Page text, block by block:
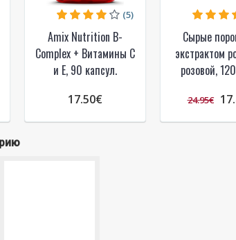
Amix Nutrition B-
Complex + Витамины C
и E, 90 капсул.
(5)
17.50€
Сырые
экстрактом
розовой,
24.95€